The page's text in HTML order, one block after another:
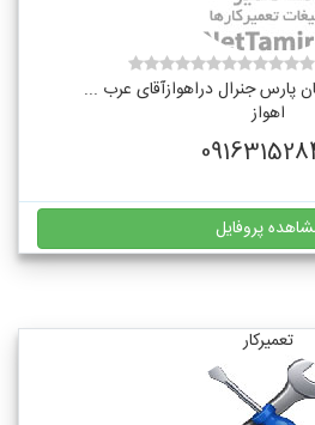
پارس جنرال دراهوازآقای عرب ...
اهواز
پروفایل
تعمیرکار